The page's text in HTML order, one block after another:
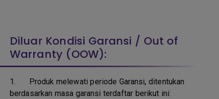
Diluar Kondisi Garansi / Out of
Warranty (OOW):
1. Produk melewati periode Garansi, ditentukan
berdasarkan masa garansi terdaftar berikut ini: